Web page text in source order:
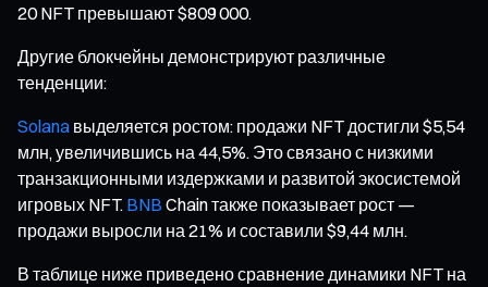
20 NFT превышают $809 000.
Другие блокчейны демонстрируют различные
тенденции:
Solana выделяется ростом: продажи NFT достигли $5,54
млн, увеличившись на 44,5%. Это связано с низкими
транзакционными издержками и развитой экосистемой
игровых NFT. BNB Chain также показывает рост —
продажи выросли на 21% и составили $9,44 млн.
В таблице ниже приведено сравнение динамики NFT на